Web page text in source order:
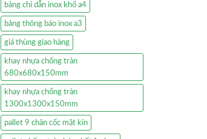
bảng chỉ dẫn inox khổ a4
bảng thông báo inox a3
giá thùng giao hàng
khay nhựa chống tràn
680x680x150mm
khay nhựa chống tràn
1300x1300x150mm
pallet 9 chân cốc mặt kín